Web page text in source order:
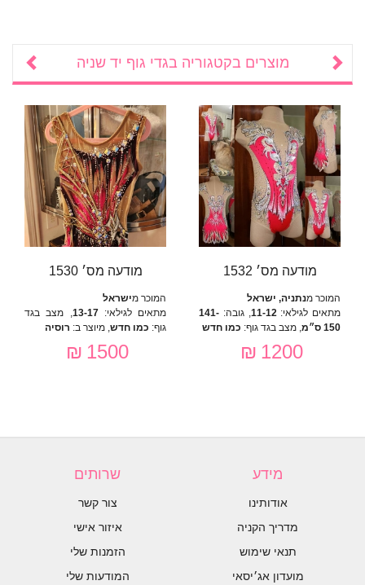
מוצרים בקטגוריה בגדי גוף יד שניה
מודעה מס׳ 1532
המוכר מנתניה, ישראל
מתאים לגילאי:11-12, גובה: 141-
150 ס״מ
, מצב בגד גוף: כמו חדש
1200 ₪
מודעה מס׳ 1530
המוכר מישראל
מתאים לגילאי:13-17, מצב בגד
גוף: כמו חדש, מיוצר ב: רוסיה
1500 ₪
מידע
אודותינו
מדריך הקניה
תנאי שימוש
מועדון אג׳יסאי
שרותים
צור קשר
איזור אישי
הזמנות שלי
המודעות שלי